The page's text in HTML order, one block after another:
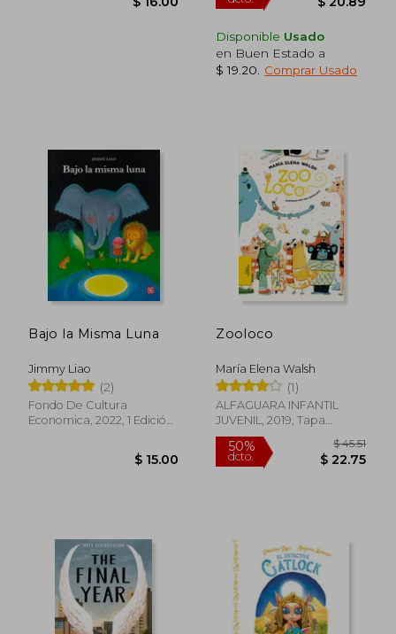
5%
dcto.
45%
dcto.
50%
Disponible Usado
en Buen Estado a
$ 19.20
Comprar Usado
Bajo la Misma Luna
Jimmy Liao
(2)
Fondo De Cultura
Economica, 2022, 1 Edición,
Zooloco
María Elena Walsh
(1)
ALFAGUARA INFANTIL
JUVENIL, 2019, Tapa
Blanda, Nuevo